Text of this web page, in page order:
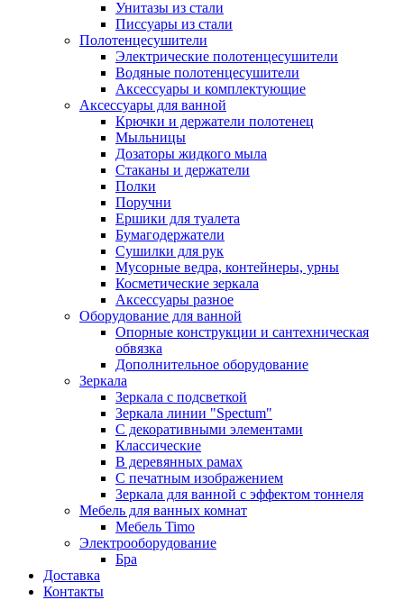
Унитазы из стали
Писсуары из стали
Полотенцесушители
Электрические полотенцесушители
Водяные полотенцесушители
Аксессуары и комплектующие
Аксессуары для ванной
Крючки и держатели полотенец
Мыльницы
Дозаторы жидкого мыла
Стаканы и держатели
Полки
Поручни
Ершики для туалета
Бумагодержатели
Сушилки для рук
Мусорные ведра, контейнеры, урны
Косметические зеркала
Аксессуары разное
Оборудование для ванной
Опорные конструкции и сантехническая
обвязка
Дополнительное оборудование
Зеркала
Зеркала с подсветкой
Зеркала линии "Spectum"
С декоративными элементами
Классические
В деревянных рамах
С печатным изображением
Зеркала для ванной с эффектом тоннеля
Мебель для ванных комнат
Мебель Timo
Электрооборудование
Бра
Доставка
Контакты